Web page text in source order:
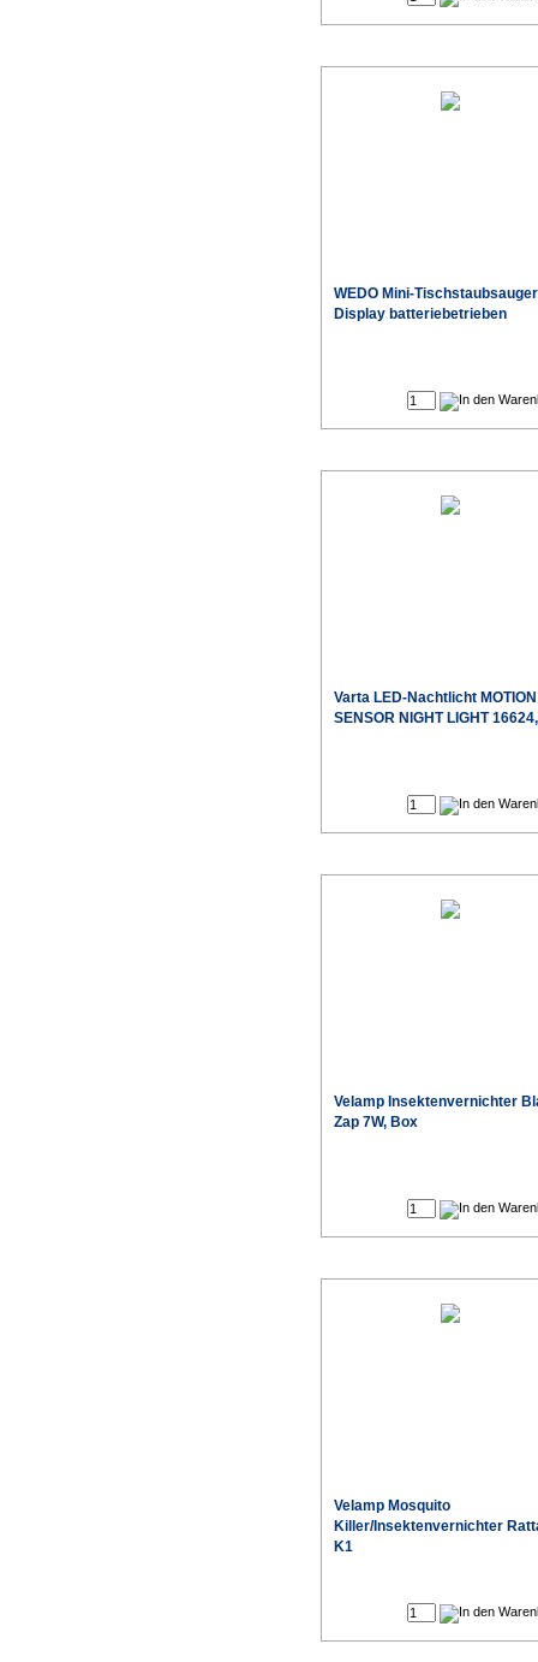
WEDO Mini-
Display batteriebetrieben
Varta LED-Nachtlicht MOTION
SENSOR NIGHT LIGHT
Velamp Insektenvernichter
Zap 7W, Box
Velamp Mosquito
Killer/Insektenvernichter
K1